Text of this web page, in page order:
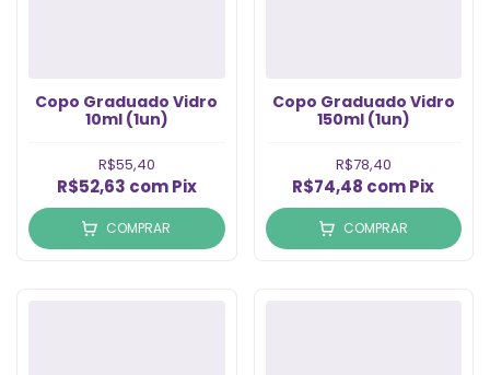
Copo Graduado Vidro
10ml (1un)
R$55,40
R$52,63 com Pix
COMPRAR
Copo Graduado Vidro
150ml (1un)
R$78,40
R$74,48 comPix
COMPRAR